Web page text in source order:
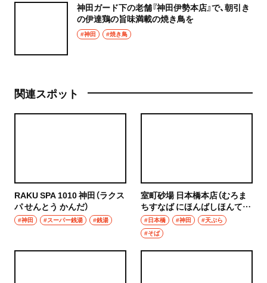
神田ガード下の老舗『神田伊勢本店』で、朝引き
の伊達鶏の旨味満載の焼き鳥を
#神田 #焼き鳥
関連スポット
RAKU SPA 1010 神田（ラクス
パ せんとう かんだ）
#神田 #スーパー銭湯 #銭湯
室町砂場 日本橋本店（むろま
ちすなば にほんばしほんて
ん）
#日本橋 #神田
#天ぷら
#そば